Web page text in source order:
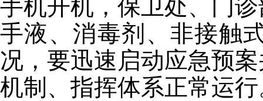
手机开机，保卫处、门
手液、消毒剂、非接触
况，要迅速启动应急预
机制、指挥体系正常运